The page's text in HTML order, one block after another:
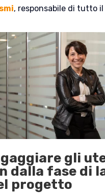
, responsabile di tutto il
gli
dalla fase di
progetto